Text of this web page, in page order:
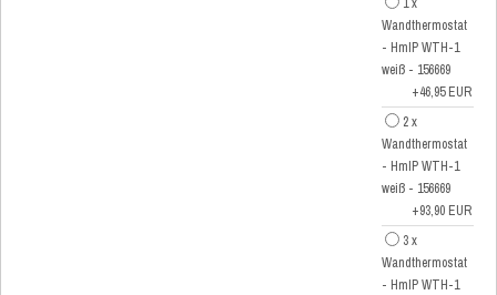
Wandthermostat
- HmIP WTH-1
weiß - 156669
+46,95 EUR
2 x
Wandthermostat
- HmIP WTH-1
weiß - 156669
+93,90 EUR
3 x
Wandthermostat
- HmIP WTH-1